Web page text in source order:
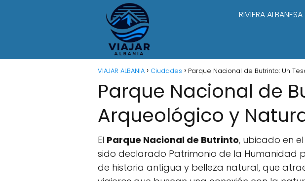
RIVIERA ALBANESA
VIAJAR ALBANIA Ciudades Parque Nacional de Butrinto: Un
Parque Nacional de
Arqueológico y
El Parque Nacional de Butrinto, ubicado en
sido declarado Patrimonio de la Humanidad
de historia antigua y belleza natural, que